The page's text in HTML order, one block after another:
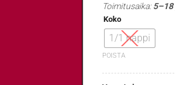
Toimitusaika:5–18
Koko
1/1 nappi
POISTA